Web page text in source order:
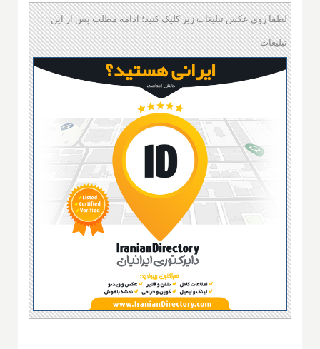
لطفا روی عکس تبلیغات زیر کلیک کنید؛ ادامه مطلب پس از این
تبلیغات